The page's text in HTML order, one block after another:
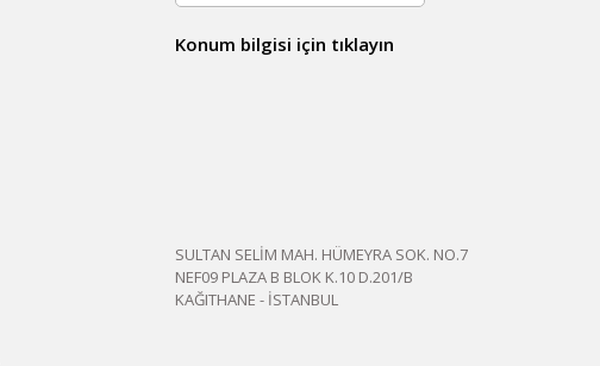
Konum bilgisi için tıklayın
SULTAN SELİM MAH. HÜMEYRA SOK. NO.7
NEF09 PLAZA B BLOK K.10 D.201/B
KAĞITHANE - İSTANBUL